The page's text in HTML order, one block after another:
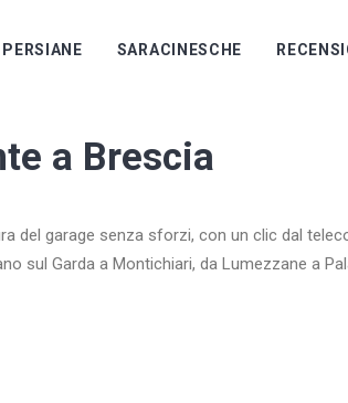
PERSIANE SARACINESCHE
a Brescia
del garage senza sforzi, con un clic dal
sul Garda a Montichiari, da Lumezzane a